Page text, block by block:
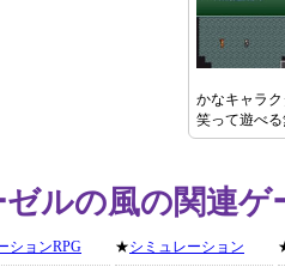
かなキャラ
笑って遊べ
ルの風の関連ゲ
ションRPG ★シミュレーション